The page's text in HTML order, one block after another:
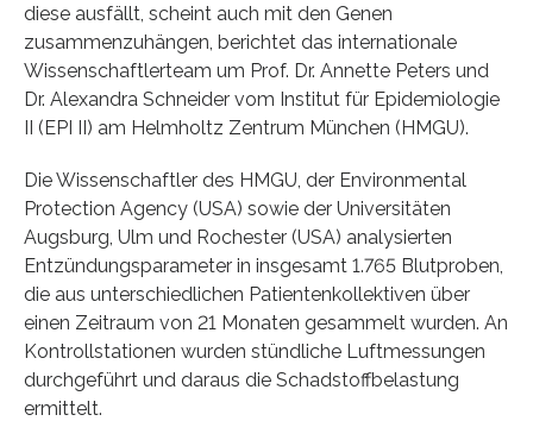
diese ausfällt, scheint auch mit den Genen
zusammenzuhängen, berichtet das internationale
Wissenschaftlerteam um Prof. Dr. Annette Peters und
Dr. Alexandra Schneider vom Institut für Epidemiologie
II (EPI II) am Helmholtz Zentrum München (HMGU).
Die Wissenschaftler des HMGU, der Environmental
Protection Agency (USA) sowie der Universitäten
Augsburg, Ulm und Rochester (USA) analysierten
Entzündungsparameter in insgesamt 1.765 Blutproben,
die aus unterschiedlichen Patientenkollektiven über
einen Zeitraum von 21 Monaten gesammelt wurden. An
Kontrollstationen wurden stündliche Luftmessungen
durchgeführt und daraus die Schadstoffbelastung
ermittelt.